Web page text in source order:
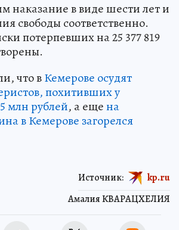
наказание в виде шести лет и
свободы соответственно.
потерпевших на 25 377 819
что вКемерове осудят
похитивших у
млн рублей, а ещена
в Кемерове загорелся
Амалия КВАРАЦХЕЛИЯ
Источник: kp.ru